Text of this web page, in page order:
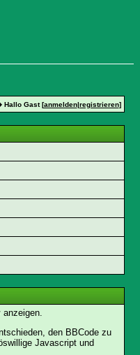
Hallo Gast [anmelden|registrieren]
anzeigen.
den BBCode zu
Javascript und